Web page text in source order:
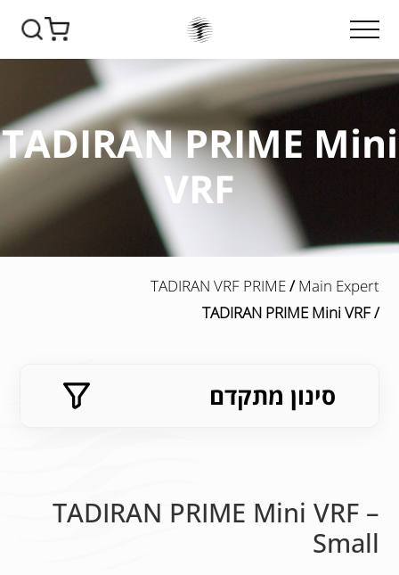
TADIRAN PRIME Mini
VRF
Main Expert
/
TADIRAN VRF PRIME
/ TADIRAN PRIME Mini VRF
סינון מתקדם
TADIRAN PRIME Mini VRF –
Small